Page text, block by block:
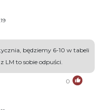
będziemy 6-10 w tabeli
LM to sobie odpuści.
0